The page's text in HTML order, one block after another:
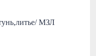
МЗЛ